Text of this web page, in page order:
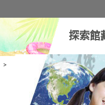
探索館
>